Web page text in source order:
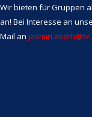
Wir bieten für Gruppen
an! Bei Interesse an
Mail an